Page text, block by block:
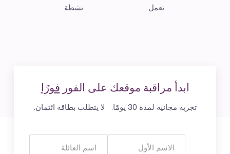
تعمل
نشطة
ابدأ مراقبة موقعك على الفورفورًا
تجربة مجانية لمدة 30 يومًا. لا يتطلب بطاقة ائتمان.